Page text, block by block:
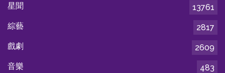
星聞
13761
綜藝
2817
戲劇
2609
音樂
483